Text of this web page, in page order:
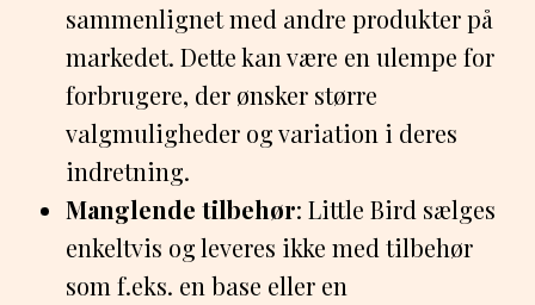
sammenlignet med andre produkter på
markedet. Dette kan være en ulempe for
forbrugere, der ønsker større
valgmuligheder og variation i deres
indretning.
Manglende tilbehør: Little Bird sælges
enkeltvis og leveres ikke med tilbehør
som f.eks. en base eller en